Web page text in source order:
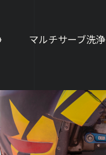
マルチサーブ洗浄